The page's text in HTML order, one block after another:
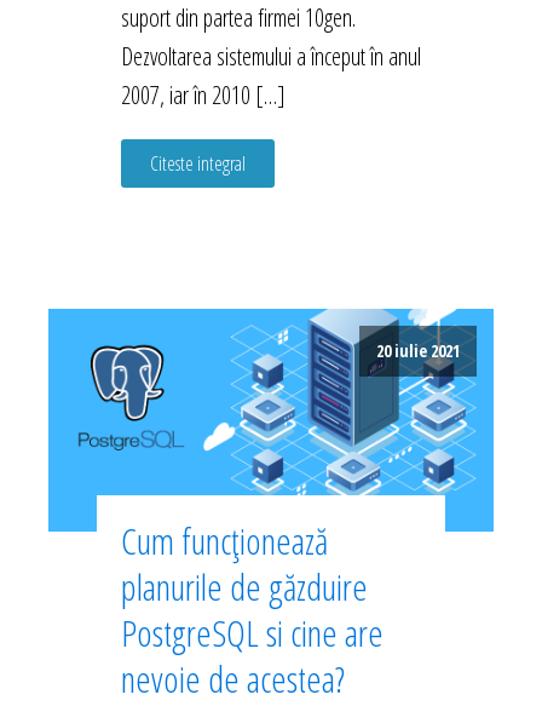
suport din partea firmei 10gen.
Dezvoltarea sistemului a început în anul
2007, iar în 2010 […]
Citeste integral
20 iulie 2021
Cum funcționează
planurile de găzduire
PostgreSQL si cine are
nevoie de acestea?